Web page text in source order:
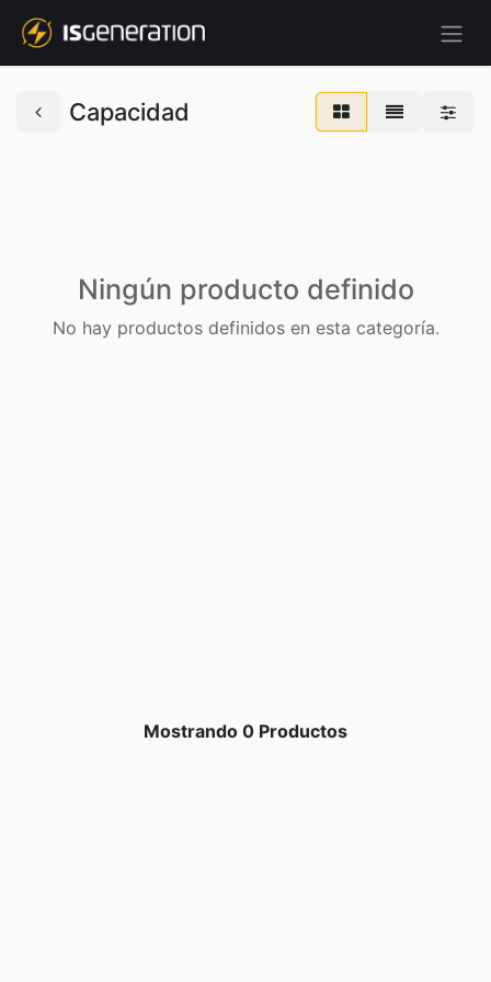
Capacidad
Ningún producto definido
No hay productos definidos en esta categoría.
Mostrando 0 Productos